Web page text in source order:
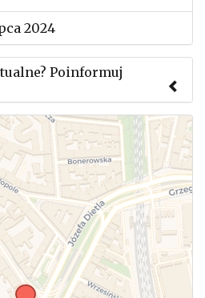
2024
Poinformuj
aby przesłać informację o
mityngu.